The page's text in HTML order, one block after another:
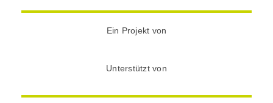
Ein Projekt von
Unterstützt von